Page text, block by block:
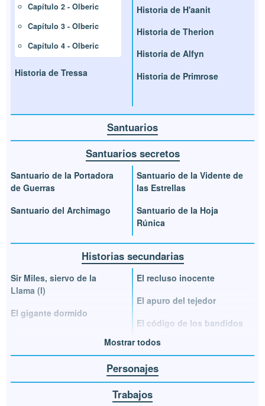
Capítulo 2 - Olberic
Capítulo 3 - Olberic
Capítulo 4 - Olberic
Historia de Tressa
Historia de H'aanit
Historia de Therion
Historia de Alfyn
Historia de Primrose
Santuarios
Santuarios secretos
Santuario de la Portadora
de Guerras
Santuario del Archimago
Santuario de la Vidente de
las Estrellas
Santuario de la Hoja
Rúnica
Historias secundarias
Sir Miles, siervo de la
Llama (I)
El gigante dormido
El recluso inocente
El apuro del tejedor
El código de los bandidos
Mostrar todos
Personajes
Trabajos